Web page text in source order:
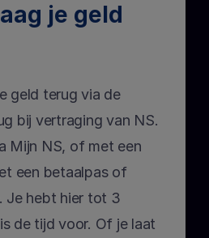
je geld
geld terug via de
bij vertraging van NS.
Mijn NS, of met een
een betaalpas of
Je hebt hier tot 3
de tijd voor. Of je laat